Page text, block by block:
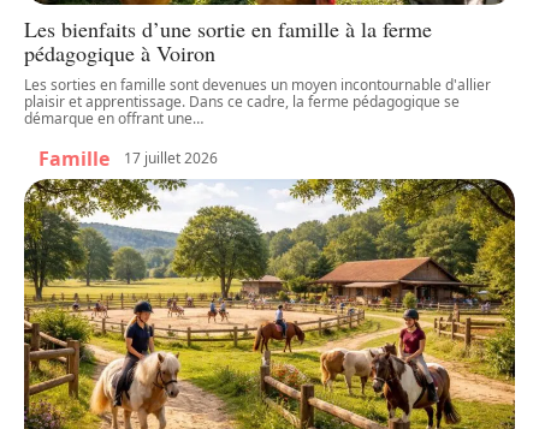
Les bienfaits d’une sortie en famille à la ferme
pédagogique à Voiron
Les sorties en famille sont devenues un moyen incontournable d'allier
plaisir et apprentissage. Dans ce cadre, la ferme pédagogique se
démarque en offrant une…
Famille 17 juillet 2026